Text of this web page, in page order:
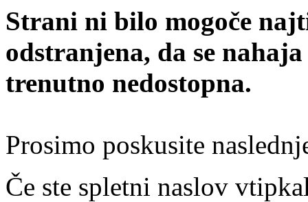
Strani ni bilo mogoče
odstranjena, da se
trenutno nedostopna.
Prosimo poskusite
Če ste spletni naslov